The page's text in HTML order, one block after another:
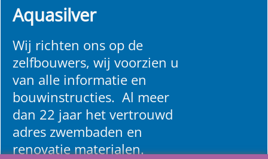
Aquasilver
Wij richten ons op de
zelfbouwers, wij voorzien u
van alle informatie en
bouwinstructies. Al meer
dan 22 jaar het vertrouwd
adres zwembaden en
renovatie materialen.